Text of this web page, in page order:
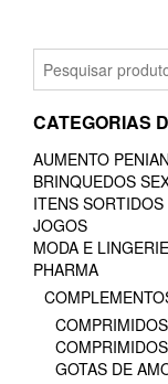
Pesquisar
por:
CATEGORIAS
AUMENTO
BRINQUEDOS
ITENS SORTIDOS
JOGOS
MODA E LINGERIE
PHARMA
GOTAS DE